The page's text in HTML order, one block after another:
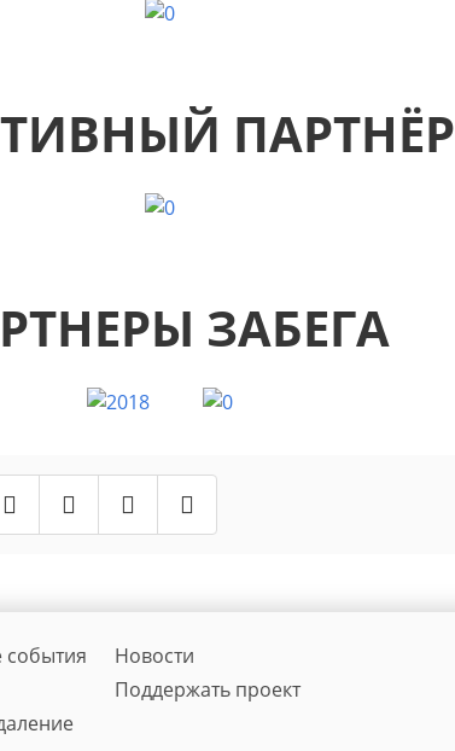
ПАРТНЁР
ЗАБЕГА
Новости
Поддержать проект